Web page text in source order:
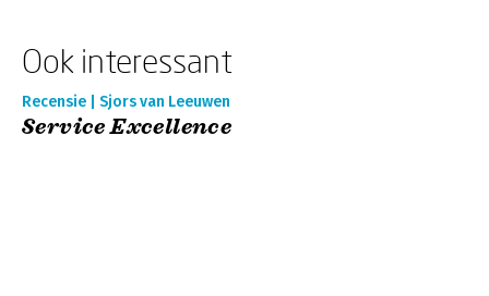
Ook interessant
Recensie | Sjors van Leeuwen
Service Excellence